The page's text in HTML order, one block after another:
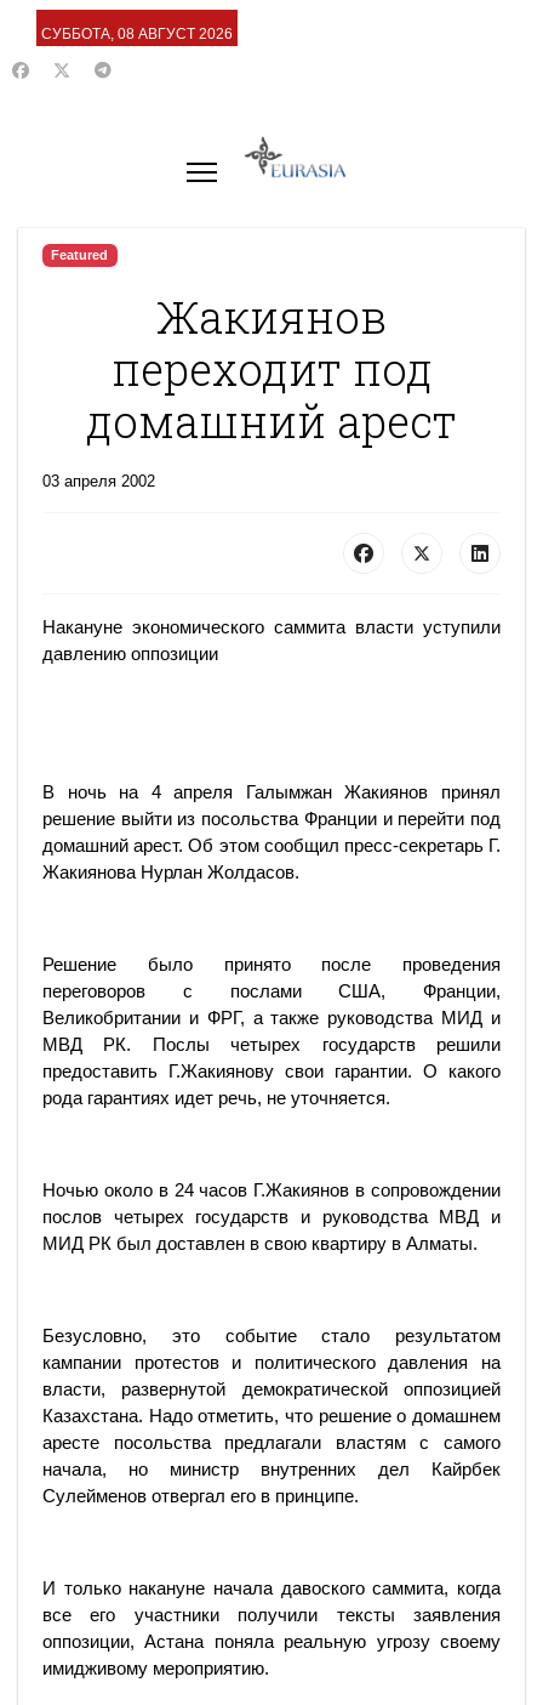
СУББОТА, 08 АВГУСТ 2026
Featured
Жакиянов
переходит под
домашний арест
03 апреля 2002
Накануне экономического саммита власти уступили
давлению оппозиции
В ночь на 4 апреля Галымжан Жакиянов принял
решение выйти из посольства Франции и перейти под
домашний арест. Об этом сообщил пресс-секретарь Г.
Жакиянова Нурлан Жолдасов.
Решение было принято после проведения
переговоров с послами США, Франции,
Великобритании и ФРГ, а также руководства МИД и
МВД РК. Послы четырех государств решили
предоставить Г.Жакиянову свои гарантии. О какого
рода гарантиях идет речь, не уточняется.
Ночью около в 24 часов Г.Жакиянов в сопровождении
послов четырех государств и руководства МВД и
МИД РК был доставлен в свою квартиру в Алматы.
Безусловно, это событие стало результатом
кампании протестов и политического давления на
власти, развернутой демократической оппозицией
Казахстана. Надо отметить, что решение о домашнем
аресте посольства предлагали властям с самого
начала, но министр внутренних дел Кайрбек
Сулейменов отвергал его в принципе.
И только накануне начала давоского саммита, когда
все его участники получили тексты заявления
оппозиции, Астана поняла реальную угрозу своему
имидживому мероприятию.